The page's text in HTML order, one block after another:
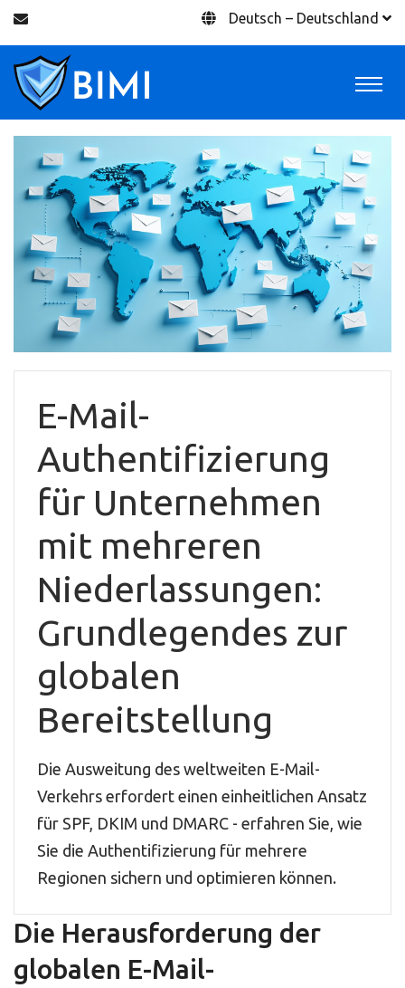
Deutsch – Deutschland
E-Mail-
Authentifizierung
für Unternehmen
mit mehreren
Niederlassungen:
Grundlegendes zur
globalen
Bereitstellung
Die Ausweitung des weltweiten E-Mail-
Verkehrs erfordert einen einheitlichen Ansatz
für SPF, DKIM und DMARC - erfahren Sie, wie
Sie die Authentifizierung für mehrere
Regionen sichern und optimieren können.
Die Herausforderung der
globalen E-Mail-